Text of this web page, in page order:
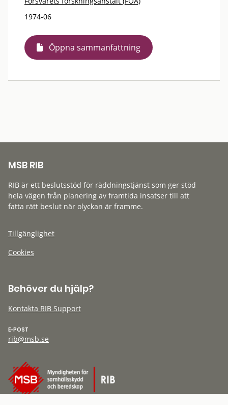
1974-06
Öppna sammanfattning
MSB RIB
RIB är ett beslutsstöd för räddningstjänst som ger stöd
hela vägen från planering av framtida insatser till att
fatta rätt beslut när olyckan är framme.
Tillgänglighet
Cookies
Behöver du hjälp?
Kontakta RIB Support
E-POST
rib@msb.se